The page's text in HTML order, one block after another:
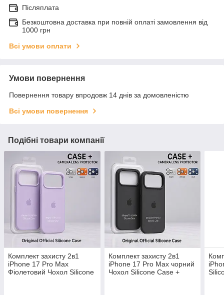
Післяплата
Безкоштовна доставка при повній оплаті замовлення від
1000 грн
Всі умови оплати
Умови повернення
Повернення товару впродовж 14 днів за домовленістю
Всі умови повернення
Подібні товари компанії
Комплект захисту 2в1
iPhone 17 Pro Max
Фіолетовий Чохол Silicone
Комплект захисту 2в1
iPhone 17 Pro Max чорний
Чохол Silicone Case +